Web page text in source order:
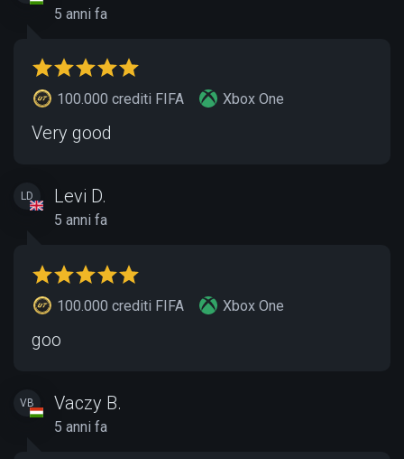
5 anni fa
100.000 crediti FIFA Xbox One
Very good
LD Levi D.
5 anni fa
100.000 crediti FIFA Xbox One
goo
VB Vaczy B.
5 anni fa